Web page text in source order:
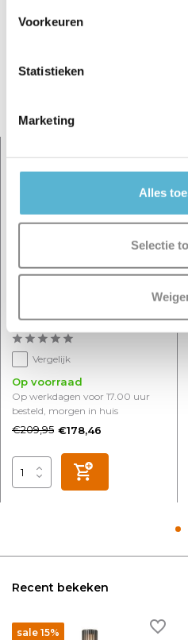
Voorkeuren
Statistieken
Marketing
Alles
Selectie
Er zijn nog geen reviews
Schrijf je eigen review
zwart
Vergelijk
Op voorraad
Op werkdagen voor 17.00 uur
besteld, morgen in huis
€209,95 €178,46
Recent bekeken
sale 15%